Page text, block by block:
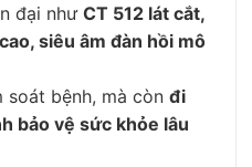
đại như CT 512 lát cắt,
siêu âm đàn hồi mô
bệnh, mà còn đi
bảo vệ sức khỏe lâu